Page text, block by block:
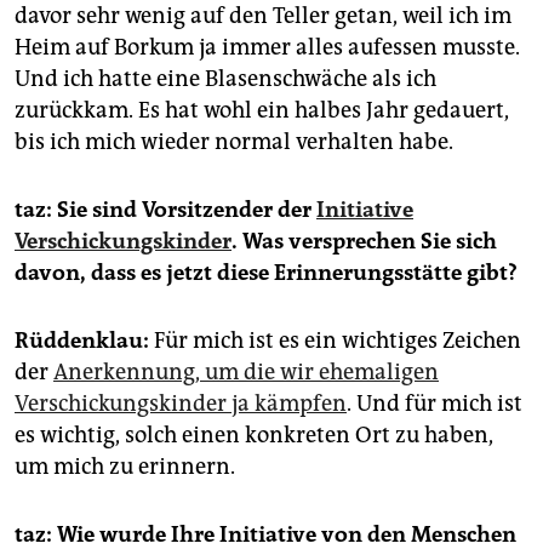
davor sehr wenig auf den Teller getan, weil ich im
Heim auf Borkum ja immer alles aufessen musste.
Und ich hatte eine Blasenschwäche als ich
zurückkam. Es hat wohl ein halbes Jahr gedauert,
bis ich mich wieder normal verhalten habe.
taz: Sie sind Vorsitzender derInitiative
Verschickungskinder. Was versprechen Sie sich
davon, dass es jetzt diese Erinnerungsstätte gibt?
Rüddenklau: Für mich ist es ein wichtiges Zeichen
derAnerkennung, um die wir ehemaligen
Verschickungskinder ja kämpfen. Und für mich ist
es wichtig, solch einen konkreten Ort zu haben,
um mich zu erinnern.
taz: Wie wurde Ihre Initiative von den Menschen